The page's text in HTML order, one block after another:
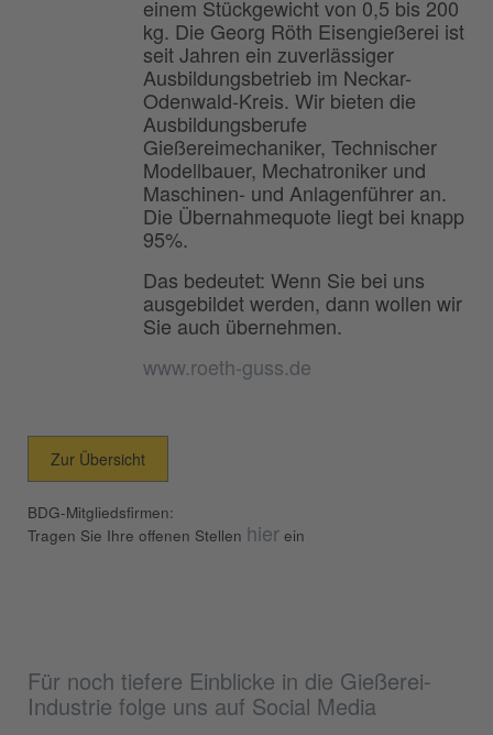
einem Stückgewicht von 0,5 bis 200
kg. Die Georg Röth Eisengießerei ist
seit Jahren ein zuverlässiger
Ausbildungsbetrieb im Neckar-
Odenwald-Kreis. Wir bieten die
Ausbildungsberufe
Gießereimechaniker, Technischer
Modellbauer, Mechatroniker und
Maschinen- und Anlagenführer an.
Die Übernahmequote liegt bei knapp
95%.
Das bedeutet: Wenn Sie bei uns
ausgebildet werden, dann wollen wir
Sie auch übernehmen.
www.roeth-guss.de
Zur Übersicht
BDG-Mitgliedsfirmen:
Tragen Sie Ihre offenen Stellen hier ein
Für noch tiefere Einblicke in die Gießerei-
Industrie folge uns auf Social Media